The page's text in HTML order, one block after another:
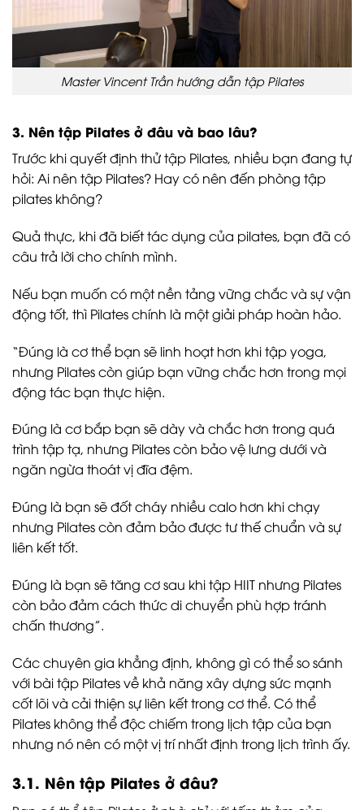
Master Vincent Trần hướng dẫn tập Pilates
3. Nên tập Pilates ở đâu và bao lâu?
Trước khi quyết định thử tập Pilates, nhiều bạn đang tự
hỏi: Ai nên tập Pilates? Hay có nên đến phòng tập
pilates không?
Quả thực, khi đã biết tác dụng của pilates, bạn đã có
câu trả lời cho chính mình.
Nếu bạn muốn có một nền tảng vững chắc và sự vận
động tốt, thì Pilates chính là một giải pháp hoàn hảo.
“Đúng là cơ thể bạn sẽ linh hoạt hơn khi tập yoga,
nhưng Pilates còn giúp bạn vững chắc hơn trong mọi
động tác bạn thực hiện.
Đúng là cơ bắp bạn sẽ dày và chắc hơn trong quá
trình tập tạ, nhưng Pilates còn bảo vệ lưng dưới và
ngăn ngừa thoát vị đĩa đệm.
Đúng là bạn sẽ đốt cháy nhiều calo hơn khi chạy
nhưng Pilates còn đảm bảo được tư thế chuẩn và sự
liên kết tốt.
Đúng là bạn sẽ tăng cơ sau khi tập HIIT nhưng Pilates
còn bảo đảm cách thức di chuyển phù hợp tránh
chấn thương”.
Các chuyên gia khẳng định, không gì có thể so sánh
với bài tập Pilates về khả năng xây dựng sức mạnh
cốt lõi và cải thiện sự liên kết trong cơ thể. Có thể
Pilates không thể độc chiếm trong lịch tập của bạn
nhưng nó nên có một vị trí nhất định trong lịch trình ấy.
3.1. Nên tập Pilates ở đâu?